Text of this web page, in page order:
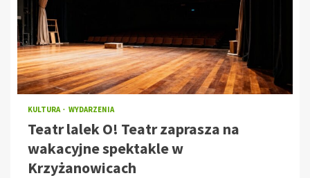
KULTURA WYDARZENIA
Teatr lalek O! Teatr zaprasza na
wakacyjne spektakle w
Krzyżanowicach